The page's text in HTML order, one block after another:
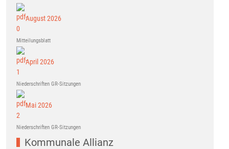
August 2026
Mitteilungsblatt
April 2026
Niederschriften GR-Sitzungen
Mai 2026
Niederschriften GR-Sitzungen
Kommunale Allianz